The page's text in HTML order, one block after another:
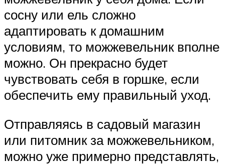
сосну или ель сложно
адаптировать к домашним
условиям, то можжевельник вполне
можно. Он прекрасно будет
чувствовать себя в горшке, если
обеспечить ему правильный уход.
Отправляясь в садовый магазин
или питомник за можжевельником,
можно уже примерно представлять,